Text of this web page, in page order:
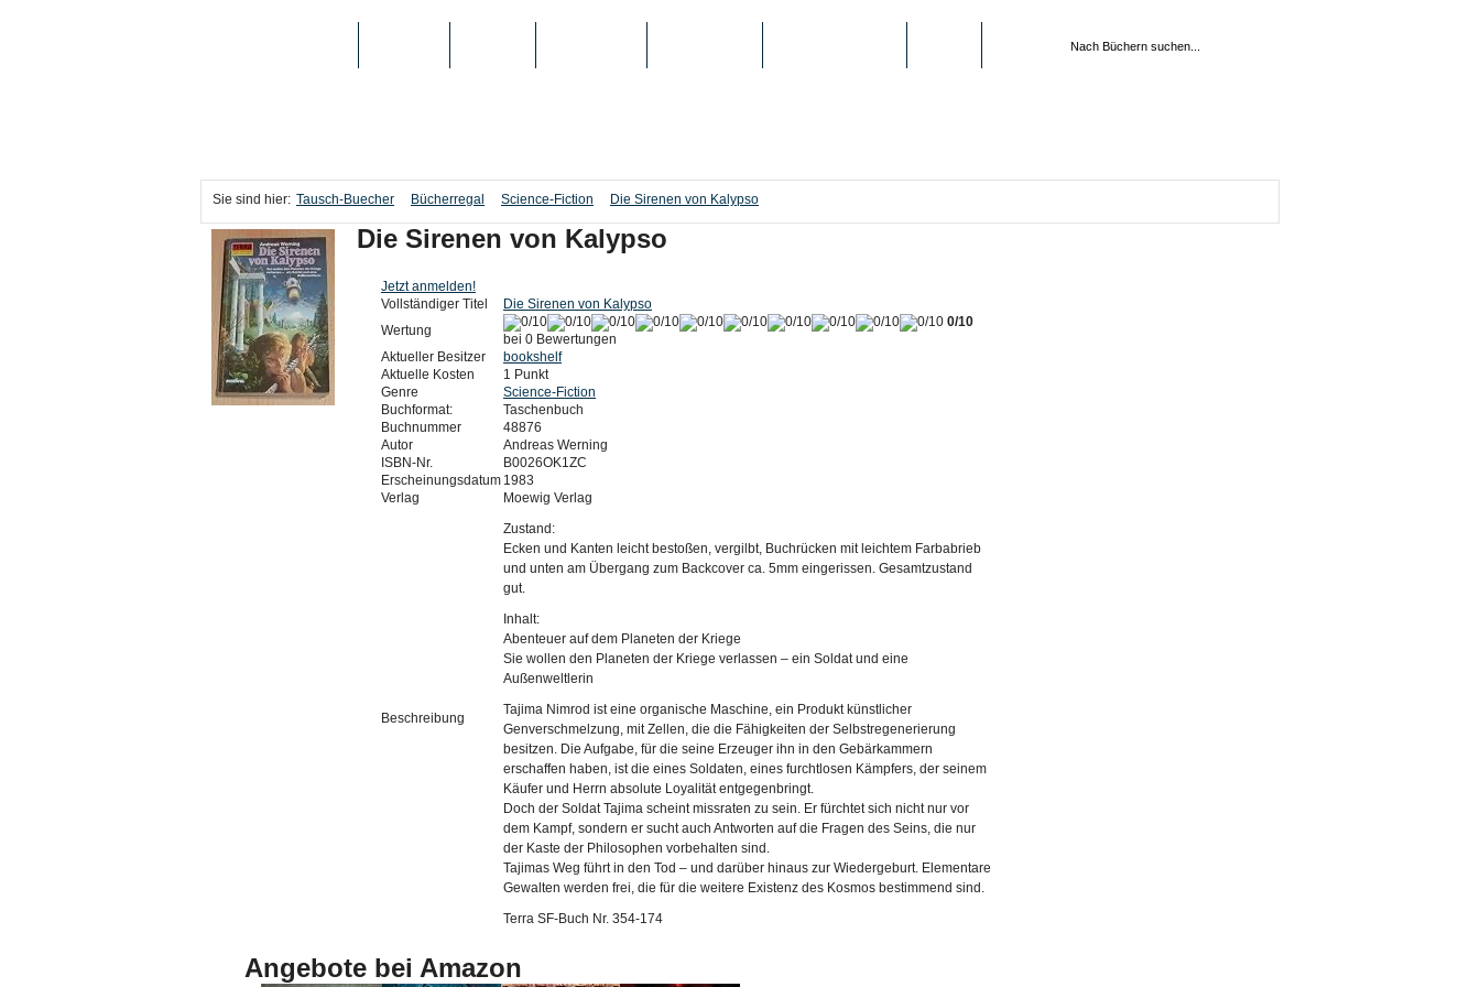
Sie sind hier: Tausch-Buecher Bücherregal Science-Fiction Die Sirenen von Kalypso
Die Sirenen von Kalypso
Jetzt anmelden!
Vollständiger Titel
Die Sirenen von Kalypso
Wertung
0/10
bei 0 Bewertungen
Aktueller Besitzer
bookshelf
Aktuelle Kosten
1 Punkt
Genre
Science-Fiction
Buchformat:
Taschenbuch
Buchnummer
48876
Autor
Andreas Werning
ISBN-Nr.
B0026OK1ZC
Erscheinungsdatum 1983
Verlag
Moewig Verlag
Beschreibung
Zustand:
Ecken und Kanten leicht bestoßen, vergilbt, Buchrücken mit leichtem Farbabrieb
und unten am Übergang zum Backcover ca. 5mm eingerissen. Gesamtzustand
gut.
Inhalt:
Abenteuer auf dem Planeten der Kriege
Sie wollen den Planeten der Kriege verlassen – ein Soldat und eine
Außenweltlerin
Tajima Nimrod ist eine organische Maschine, ein Produkt künstlicher
Genverschmelzung, mit Zellen, die die Fähigkeiten der Selbstregenerierung
besitzen. Die Aufgabe, für die seine Erzeuger ihn in den Gebärkammern
erschaffen haben, ist die eines Soldaten, eines furchtlosen Kämpfers, der seinem
Käufer und Herrn absolute Loyalität entgegenbringt.
Doch der Soldat Tajima scheint missraten zu sein. Er fürchtet sich nicht nur vor
dem Kampf, sondern er sucht auch Antworten auf die Fragen des Seins, die nur
der Kaste der Philosophen vorbehalten sind.
Tajimas Weg führt in den Tod – und darüber hinaus zur Wiedergeburt. Elementare
Gewalten werden frei, die für die weitere Existenz des Kosmos bestimmend sind.
Terra SF-Buch Nr. 354-174
Angebote bei Amazon